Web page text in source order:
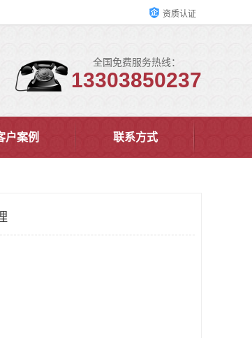
资质认证
全国免费服务热线：
13303850237
户案例 联系方式